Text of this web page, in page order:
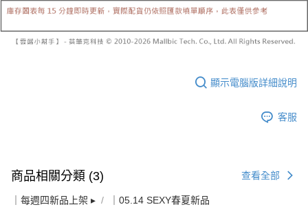
顯示電腦版詳細說明
客服
商品相關分類 (3) 查看全部
｜每週四新品上架 ▸ ｜05.14 SEXY春夏新品